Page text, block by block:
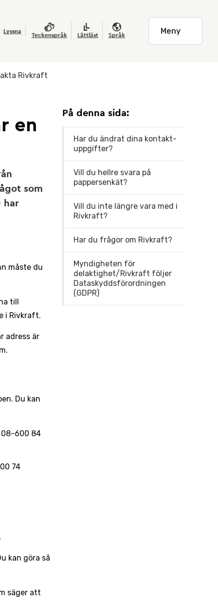
Lyssna
Teckenspråk Lättläst Språk Meny
Rivkraft
en
som
har
måste du
till
i Rivkraft.
adress är
Du kan
08-600 84
74
kan göra så
säger att
På denna sida:
Har du ändrat dina kontakt­
uppgifter?
Vill du hellre svara på
pappers­enkät?
Vill du inte längre vara med i
Rivkraft?
Har du frågor om Rivkraft?
Myndigheten för
delaktighet/Rivkraft följer
Dataskyddsförordningen
(GDPR)